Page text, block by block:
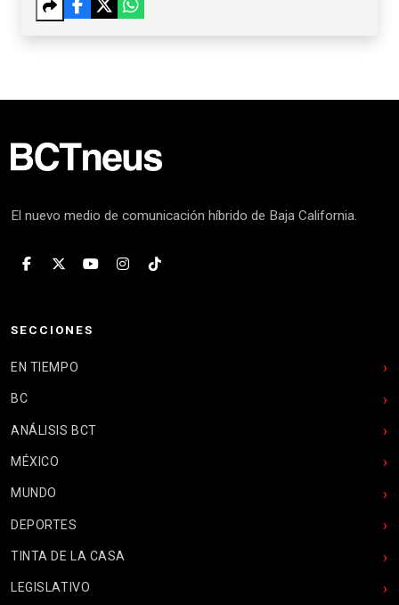
El nuevo medio de comunicación híbrido de Baja California.
SECCIONES
EN TIEMPO
BC
ANÁLISIS BCT
MÉXICO
MUNDO
DEPORTES
TINTA DE LA CASA
LEGISLATIVO